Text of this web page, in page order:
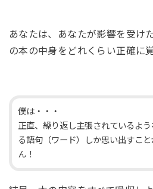
あなたは、あなたが影響を受け
の本の中身をどれくらい正確に
僕は・・・
正直、繰り返し主張されているよ
る語句（ワード）しか思い出すこ
ん！